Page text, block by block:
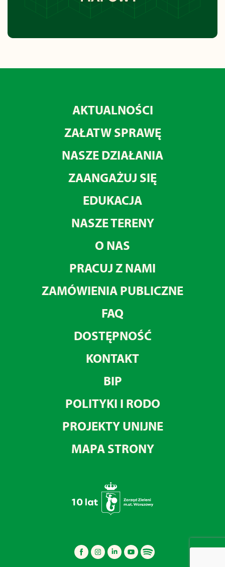
AKTUALNOŚCI
ZAŁATW SPRAWĘ
NASZE DZIAŁANIA
ZAANGAŻUJ SIĘ
EDUKACJA
NASZE TERENY
O NAS
PRACUJ Z NAMI
ZAMÓWIENIA PUBLICZNE
FAQ
DOSTĘPNOŚĆ
KONTAKT
BIP
POLITYKI I RODO
PROJEKTY UNIJNE
MAPA STRONY